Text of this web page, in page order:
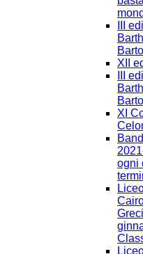
III
XII
III
XI
ogni